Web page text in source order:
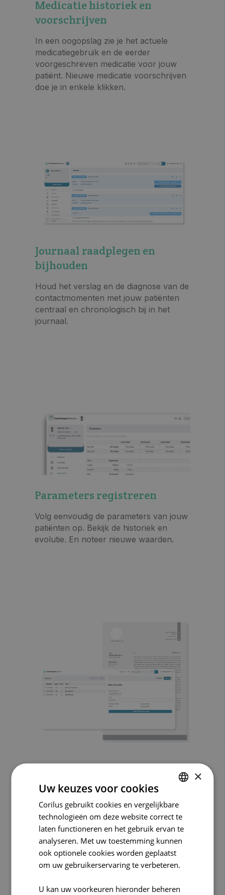
Medicatie historiek en
voorschrijven
In een oogopslag zie je het actuele
medicatiegebruik en de eerder
voorgeschreven medicatie voor jouw
patiënt. Nieuwe medicatie voorschrijven
doe je in enkele klikken.
Journaal raadplegen en
bijhouden
Houd het verslag en de diagnose van de
contactmomenten met jouw patiënten
centraal en chronologisch bij in het
journaal.
Parameters registreren
Volg eenvoudig de parameters van jouw
patiënten op. Bekijk de historiek en
evolutie. En noteer nieuwe waarden.
logo en branding
Met CareConnect Specialist maak je
snel en eenvoudig templates aan voor
verwijsbrieven en documenten. En dat
allemaal met jouw eigen branding en
logo.
DUTCH
FRENCH
×
Uw keuzes voor cookies
Corilus gebruikt cookies en vergelijkbare
technologieën om deze website correct te
laten functioneren en het gebruik ervan te
analyseren. Met uw toestemming kunnen
ook optionele cookies worden geplaatst
om uw gebruikerservaring te verbeteren.
U kan uw voorkeuren hieronder beheren